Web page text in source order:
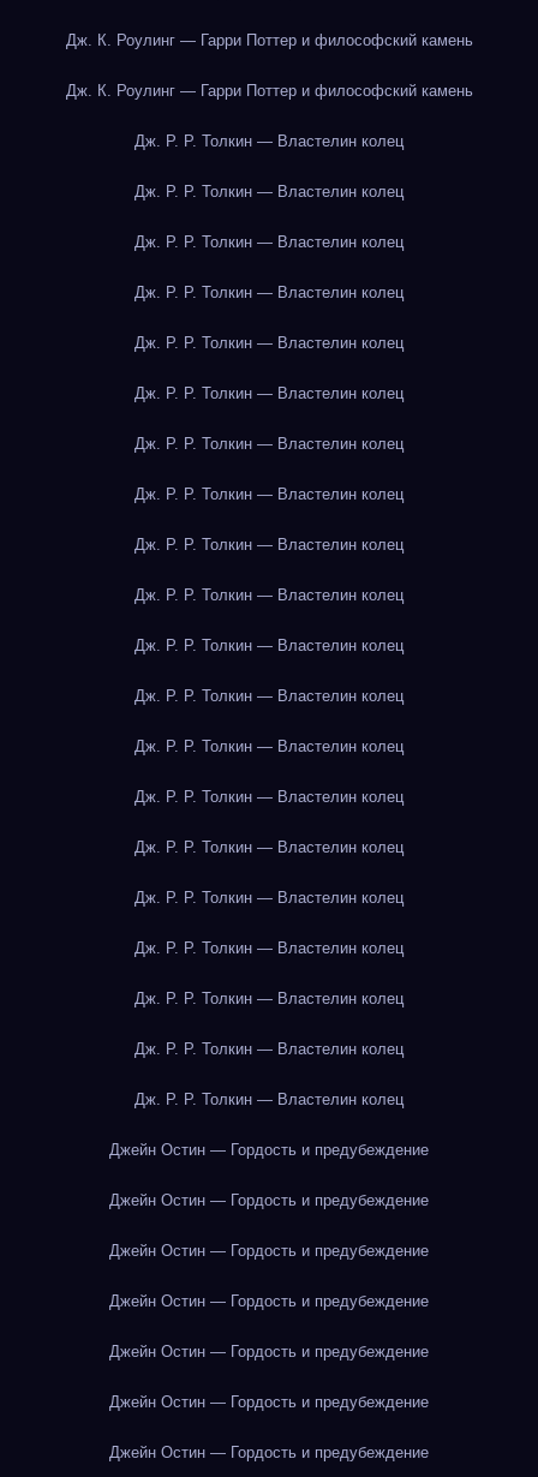
Дж. К. Роулинг — Гарри Поттер и философский камень
Дж. К. Роулинг — Гарри Поттер и философский камень
Дж. Р. Р. Толкин — Властелин колец
Дж. Р. Р. Толкин — Властелин колец
Дж. Р. Р. Толкин — Властелин колец
Дж. Р. Р. Толкин — Властелин колец
Дж. Р. Р. Толкин — Властелин колец
Дж. Р. Р. Толкин — Властелин колец
Дж. Р. Р. Толкин — Властелин колец
Дж. Р. Р. Толкин — Властелин колец
Дж. Р. Р. Толкин — Властелин колец
Дж. Р. Р. Толкин — Властелин колец
Дж. Р. Р. Толкин — Властелин колец
Дж. Р. Р. Толкин — Властелин колец
Дж. Р. Р. Толкин — Властелин колец
Дж. Р. Р. Толкин — Властелин колец
Дж. Р. Р. Толкин — Властелин колец
Дж. Р. Р. Толкин — Властелин колец
Дж. Р. Р. Толкин — Властелин колец
Дж. Р. Р. Толкин — Властелин колец
Дж. Р. Р. Толкин — Властелин колец
Дж. Р. Р. Толкин — Властелин колец
Джейн Остин — Гордость и предубеждение
Джейн Остин — Гордость и предубеждение
Джейн Остин — Гордость и предубеждение
Джейн Остин — Гордость и предубеждение
Джейн Остин — Гордость и предубеждение
Джейн Остин — Гордость и предубеждение
Джейн Остин — Гордость и предубеждение